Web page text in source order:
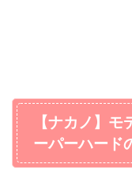
【ナカノ】
ーパーハード